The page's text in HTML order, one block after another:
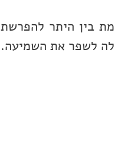
בין היתר להפרשת
לשפר את השמיעה.